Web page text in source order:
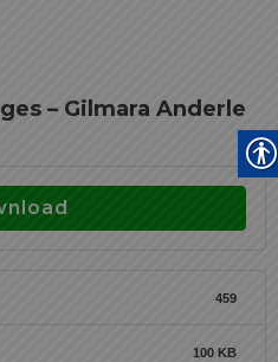
– Gilmara Anderle
459
100 KB